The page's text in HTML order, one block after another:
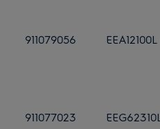
911079056 EEA12100L
911077023 EEG62310L